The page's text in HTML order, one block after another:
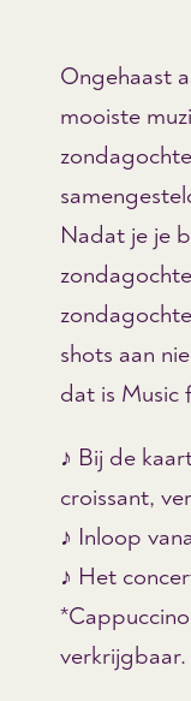
Ongehaast
mooiste
Nadat je je
shots aan
dat is Music
♪ Bij de
croissant,
♪ Inloop
♪ Het
*
verkrijgbaar.